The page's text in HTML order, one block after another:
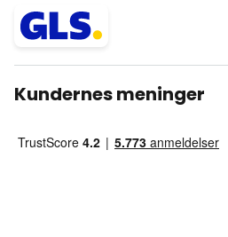
Kundernes meninger